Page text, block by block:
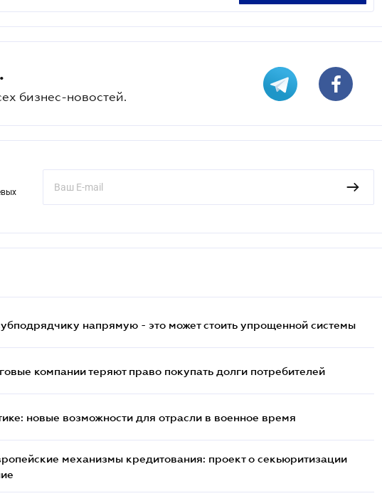
бизнес-новостей.
напрямую - это может стоить упрощенной системы
компании теряют право покупать долги потребителей
новые возможности для отрасли в военное время
механизмы кредитования: проект о секьюритизации